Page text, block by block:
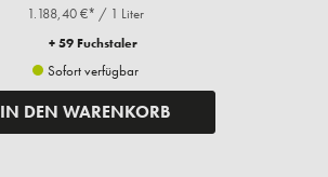
1.188,40 €* / 1 Liter
+ 59 Fuchstaler
Sofort verfügbar
IN DEN WARENKORB